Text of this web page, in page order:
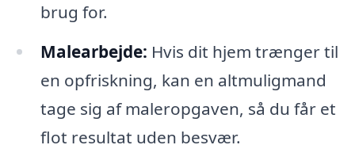
brug for.
Malearbejde: Hvis dit hjem trænger til
en opfriskning, kan en altmuligmand
tage sig af maleropgaven, så du får et
flot resultat uden besvær.